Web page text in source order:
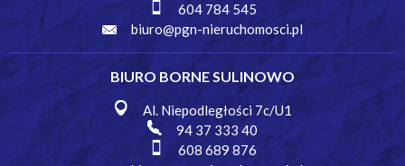
604 784 545
biuro@pgn-nieruchomosci.pl
BIURO BORNE SULINOWO
Al. Niepodległości 7c/U1
94 37 333 40
608 689 876